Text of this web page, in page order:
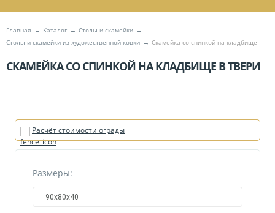
Главная Каталог
Столы и скамейки
Столы и скамейки из художественной ковки
Скамейка со спинкой на кладбище
СКАМЕЙКА СО СПИНКОЙ НА КЛАДБИЩЕ В ТВЕРИ
Расчёт стоимости ограды
Размеры:
90х80х40